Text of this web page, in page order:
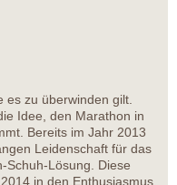
es zu überwinden gilt.
Idee, den Marathon in
Bereits im Jahr 2013
Leidenschaft für das
Schuh-Lösung. Diese
in den Enthusiasmus,